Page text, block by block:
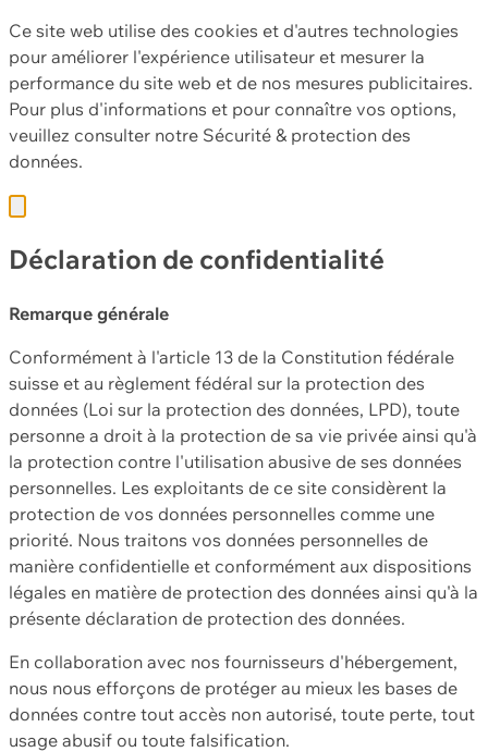
Ce site web utilise des cookies et d'autres technologies
pour améliorer l'expérience utilisateur et mesurer la
performance du site web et de nos mesures publicitaires.
Pour plus d'informations et pour connaître vos options,
veuillez consulter notre Sécurité & protection des
données.
Déclaration de confidentialité
Remarque générale
Conformément à l'article 13 de la Constitution fédérale
suisse et au règlement fédéral sur la protection des
données (Loi sur la protection des données, LPD), toute
personne a droit à la protection de sa vie privée ainsi qu'à
la protection contre l'utilisation abusive de ses données
personnelles. Les exploitants de ce site considèrent la
protection de vos données personnelles comme une
priorité. Nous traitons vos données personnelles de
manière confidentielle et conformément aux dispositions
légales en matière de protection des données ainsi qu'à la
présente déclaration de protection des données.
En collaboration avec nos fournisseurs d'hébergement,
nous nous efforçons de protéger au mieux les bases de
données contre tout accès non autorisé, toute perte, tout
usage abusif ou toute falsification.